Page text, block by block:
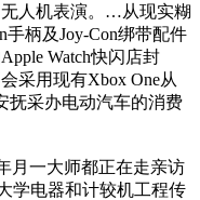
人机表演。…从现实糊
柄及Joy-Con绑带配件
Watch快闪店封
采用现有Xbox One从
抚采办电动汽车的消费
一大师都正在走亲访
学电器和计较机工程传